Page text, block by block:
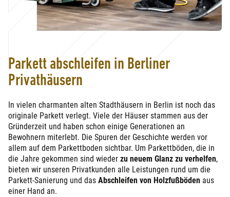
Parkett abschleifen in Berliner
Privathäusern
In vielen charmanten alten Stadthäusern in Berlin ist noch das
originale Parkett verlegt. Viele der Häuser stammen aus der
Gründerzeit und haben schon einige Generationen an
Bewohnern miterlebt. Die Spuren der Geschichte werden vor
allem auf dem Parkettboden sichtbar. Um Parkettböden, die in
die Jahre gekommen sind wieder zu neuem Glanz zu verhelfen,
bieten wir unseren Privatkunden alle Leistungen rund um die
Parkett-Sanierung und das Abschleifen von Holzfußböden aus
einer Hand an.